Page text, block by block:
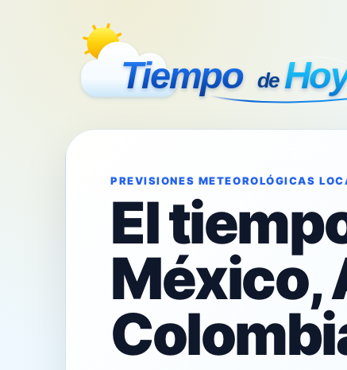
PREVISIONES METEOROLÓGICAS
El
México,